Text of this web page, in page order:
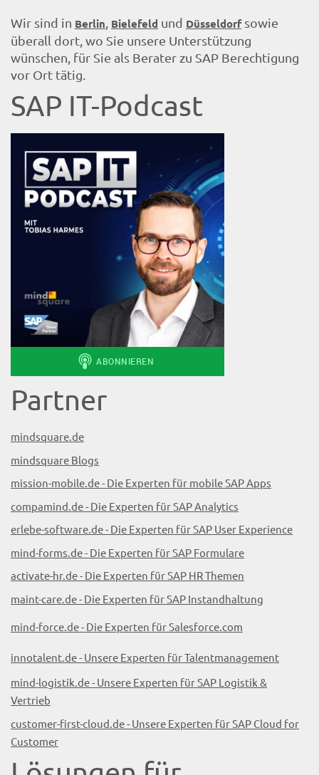
Wir sind in Berlin Bielefeld und Düsseldorfsowie
überall dort, wo Sie unsere Unterstützung
wünschen, für Sie als Berater zu SAP Berechtigung
vor Ort tätig.
SAP IT-Podcast
Partner
mindsquare.de
mindsquare Blogs
mission-mobile.de - Die Experten für mobile SAP Apps
compamind.de - Die Experten für SAP Analytics
erlebe-software.de - Die Experten für SAP User Experience
mind-forms.de - Die Experten für SAP Formulare
activate-hr.de - Die Experten für SAP HR Themen
maint-care.de - Die Experten für SAP Instandhaltung
mind-force.de - Die Experten für Salesforce.com
innotalent.de - Unsere Experten für Talentmanagement
mind-logistik.de - Unsere Experten für SAP Logistik &
Vertrieb
customer-first-cloud.de - Unsere Experten für SAP Cloud for
Customer